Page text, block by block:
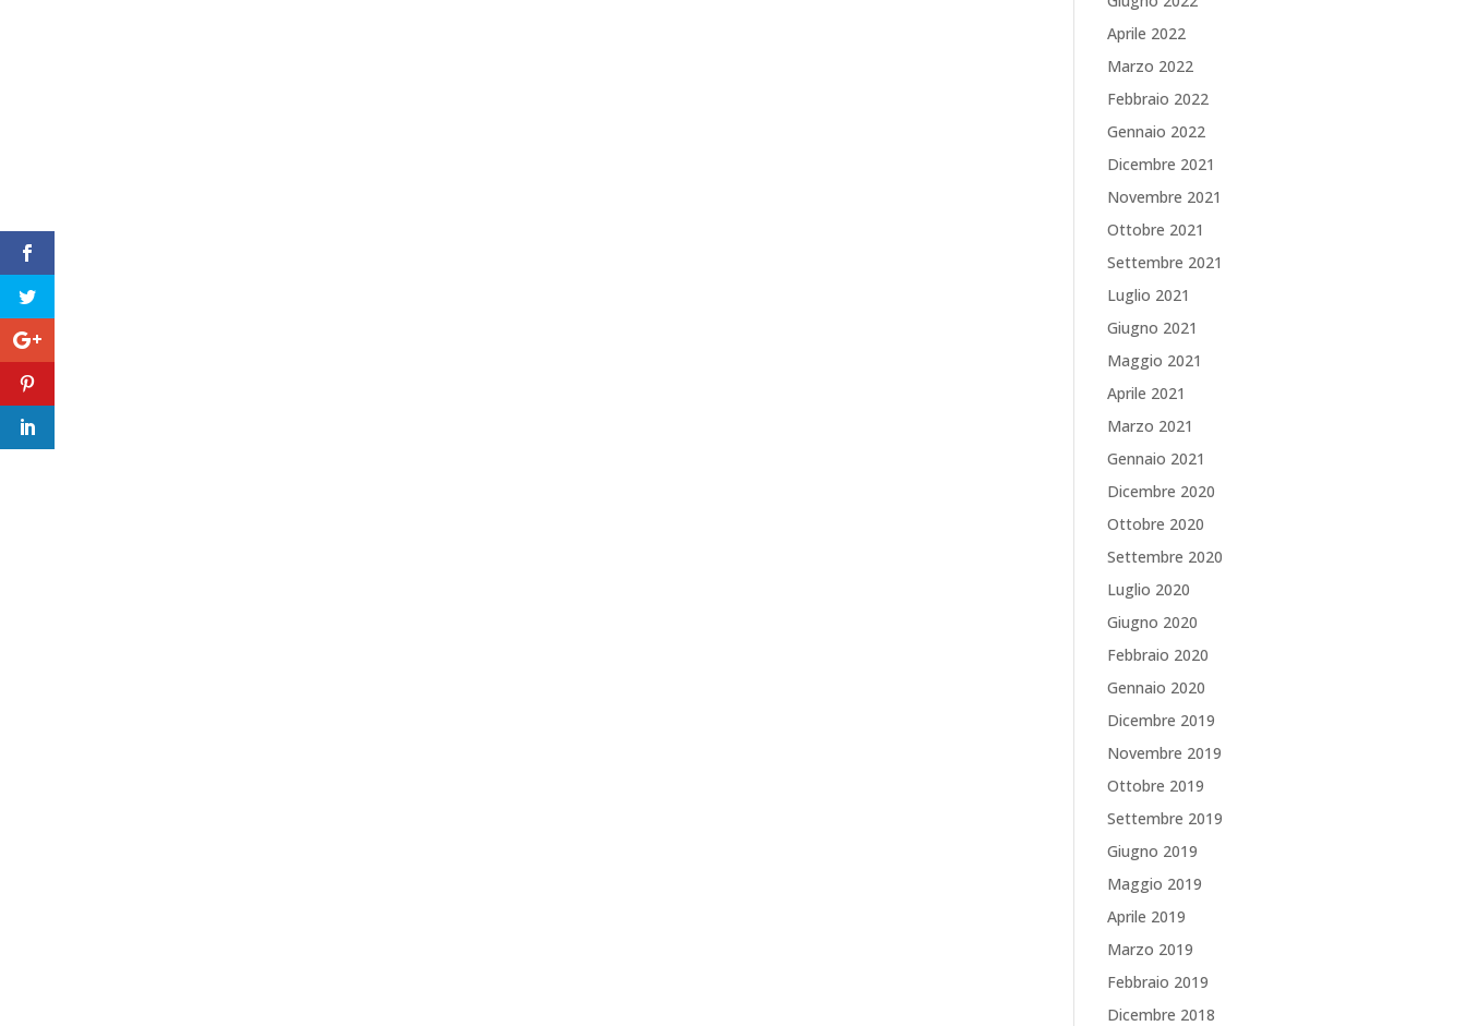
Aprile 2022
Marzo 2022
Febbraio 2022
Gennaio 2022
Dicembre 2021
Novembre 2021
Ottobre 2021
Settembre 2021
Luglio 2021
Giugno 2021
Maggio 2021
Aprile 2021
Marzo 2021
Gennaio 2021
Dicembre 2020
Ottobre 2020
Settembre 2020
Luglio 2020
Giugno 2020
Febbraio 2020
Gennaio 2020
Dicembre 2019
Novembre 2019
Ottobre 2019
Settembre 2019
Giugno 2019
Maggio 2019
Aprile 2019
Marzo 2019
Febbraio 2019
Dicembre 2018